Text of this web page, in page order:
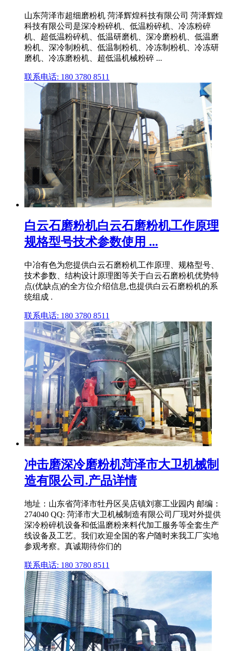
山东菏泽市超细磨粉机 菏泽辉煌科技有限公司 菏泽辉煌
科技有限公司是深冷粉碎机、低温粉碎机、冷冻粉碎
机、超低温粉碎机、低温研磨机、深冷磨粉机、低温磨
粉机、深冷制粉机、低温制粉机、冷冻制粉机、冷冻研
磨机、冷冻磨粉机、超低温机械粉碎 ...
联系电话: 180 3780 8511
白云石磨粉机白云石磨粉机工作原理
规格型号技术参数使用 ...
中冶有色为您提供白云石磨粉机工作原理、规格型号、
技术参数、结构设计原理图等关于白云石磨粉机优势特
点(优缺点)的全方位介绍信息,也提供白云石磨粉机的系
统组成 .
联系电话: 180 3780 8511
冲击磨深冷磨粉机菏泽市大卫机械制
造有限公司.产品详情
地址：山东省菏泽市牡丹区吴店镇刘寨工业园内 邮编：
274040 QQ: 菏泽市大卫机械制造有限公司厂现对外提供
深冷粉碎机设备和低温磨粉来料代加工服务等全套生产
线设备及工艺。我们欢迎全国的客户随时来我工厂实地
参观考察。真诚期待你们的
联系电话: 180 3780 8511